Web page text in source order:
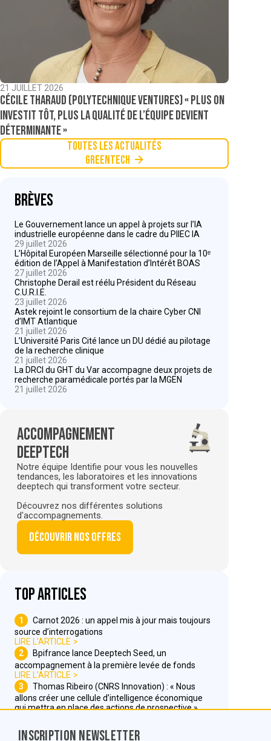
21 JUILLET 2026
Cécile Tharaud (Polytechnique Ventures) « Plus on
investit tôt, plus la qualité de l’équipe devient
déterminante »
Toutes les actualités
Greentech
Brèves
Le Gouvernement lance un appel à projets sur l’IA
industrielle européenne dans le cadre du PIIEC IA
29 juillet 2026
L’Hôpital Européen Marseille sélectionné pour la 10ᵉ
édition de l’Appel à Manifestation d’Intérêt BOAS
27 juillet 2026
Christophe Derail est réélu Président du Réseau
C.U.R.I.E.
23 juillet 2026
Astek rejoint le consortium de la chaire Cyber CNI
d’IMT Atlantique
21 juillet 2026
L’Université Paris Cité lance un DU dédié au pilotage
de la recherche clinique
21 juillet 2026
La DRCI du GHT du Var accompagne deux projets de
recherche paramédicale portés par la MGEN
21 juillet 2026
Accompagnement
deeptech
Notre équipe Identifie pour vous les nouvelles
tendances, les laboratoires et les innovations
deeptech qui transforment votre secteur.
Découvrez nos différentes solutions
d'accompagnements.
Découvrir nos offres
Top articles
1
Carnot 2026 : un appel mis à jour mais toujours
source d’interrogations
LIRE L'ARTICLE
2
Bpifrance lance Deeptech Seed, un
accompagnement à la première levée de fonds
LIRE L'ARTICLE
3
Thomas Ribeiro (CNRS Innovation) : « Nous
allons créer une cellule d’intelligence économique
qui mettra en place des actions de prospective »
Inscription Newsletter